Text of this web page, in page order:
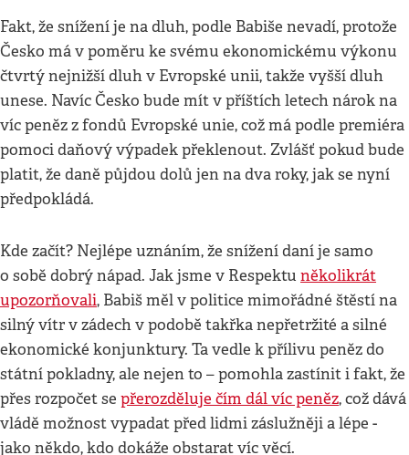
Fakt, že snížení je na dluh, podle Babiše nevadí, protože
Česko má v poměru ke svému ekonomickému výkonu
čtvrtý nejnižší dluh v Evropské unii, takže vyšší dluh
unese. Navíc Česko bude mít v příštích letech nárok na
víc peněz z fondů Evropské unie, což má podle premiéra
pomoci daňový výpadek překlenout. Zvlášť pokud bude
platit, že daně půjdou dolů jen na dva roky, jak se nyní
předpokládá.
Kde začít? Nejlépe uznáním, že snížení daní je samo
o sobě dobrý nápad. Jak jsme v Respektu několikrát
upozorňovali, Babiš měl v politice mimořádné štěstí na
silný vítr v zádech v podobě takřka nepřetržité a silné
ekonomické konjunktury. Ta vedle k přílivu peněz do
státní pokladny, ale nejen to – pomohla zastínit i fakt, že
přes rozpočet se přerozděluje čím dál víc peněz, což dává
vládě možnost vypadat před lidmi záslužněji a lépe -
jako někdo, kdo dokáže obstarat víc věcí.